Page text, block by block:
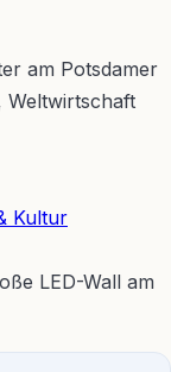
am Potsdamer
Weltwirtschaft
Kultur